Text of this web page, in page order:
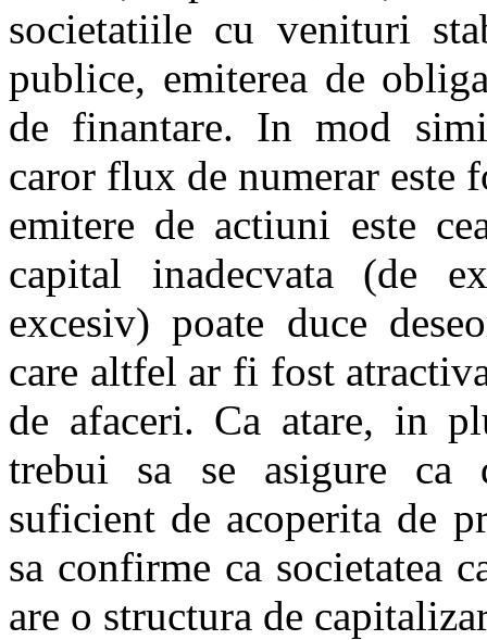
societatiile cu venituri
publice, emiterea de
de finantare. In mod
caror flux de numerar
emitere de actiuni este
capital inadecvata (de
excesiv) poate duce
care altfel ar fi fost
de afaceri. Ca atare, in
trebui sa se asigure ca
suficient de acoperita de
sa confirme ca societatea
are o structura de